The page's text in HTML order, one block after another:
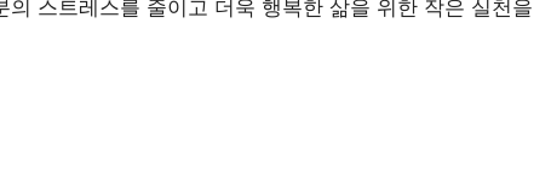
스트레스를 줄이고 더욱 행복한 삶을 위한 작은 실천을